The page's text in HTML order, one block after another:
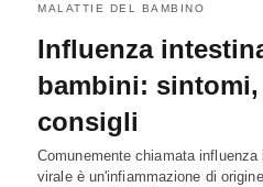
MALATTIE DEL BAMBINO
Influenza
bambini: sintomi,
consigli
Comunemente chiamata
virale è un'infiammazione di